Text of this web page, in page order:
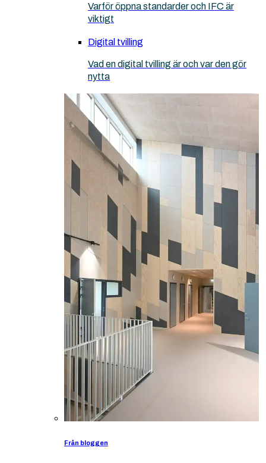
Varför öppna standarder och IFC är
viktigt
Digital tvilling
Vad en digital tvilling är och var den gör
nytta
Från bloggen